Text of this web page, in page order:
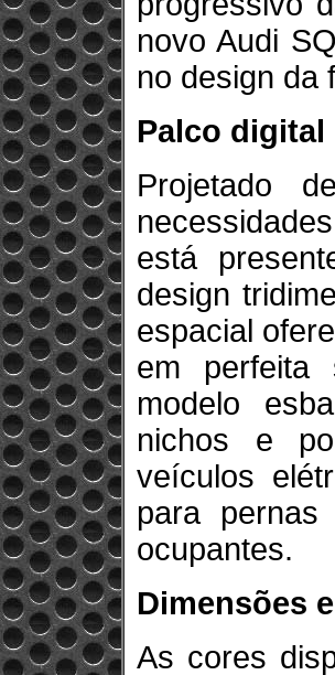
novo Audi
no design da
Palco digital
Projetado
está
design
espacial
em perfeita
modelo
nichos e
veículos
para
ocupantes.
Dimensões
As cores